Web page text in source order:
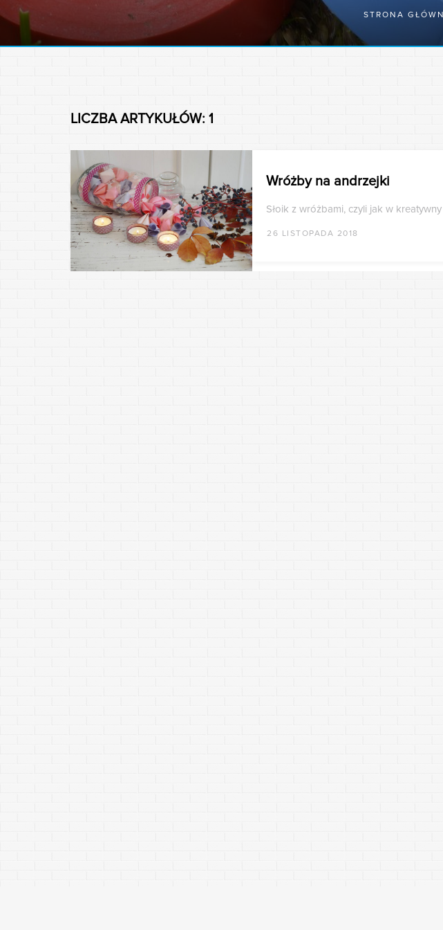
STRONA
LICZBA ARTYKUŁÓW: 1
Wróżby na andrzejki
Słoik z wróżbami, czyli jak w
26 LISTOPADA 2018